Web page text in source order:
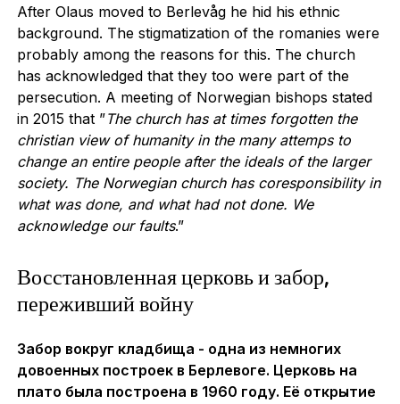
After Olaus moved to Berlevåg he hid his ethnic
background. The stigmatization of the romanies were
probably among the reasons for this. The church
has acknowledged that they too were part of the
persecution. A meeting of Norwegian bishops stated
in 2015 that ”The church has at times forgotten the
christian view of humanity in the many attemps to
change an entire people after the ideals of the larger
society. The Norwegian church has coresponsibility in
what was done, and what had not done. We
acknowledge our faults.”
Восстановленная церковь и забор,
переживший войну
Забор вокруг кладбища - одна из немногих
довоенных построек в Берлевоге. Церковь на
плато была построена в 1960 году. Её открытие